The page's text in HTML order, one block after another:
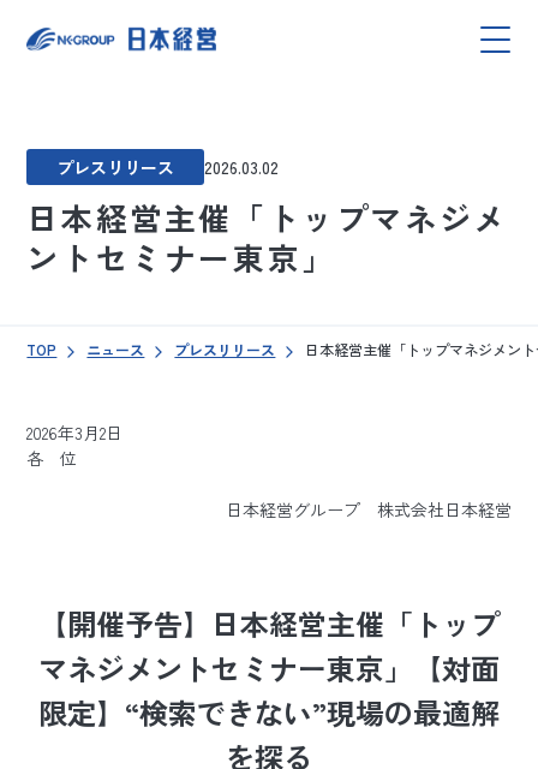
プレスリリース 2026.03.02
日本経営主催「トップマネジメ
ントセミナー東京」
TOP ニュース プレスリリース 日本経営主催「トップマネジメン
2026年3月2日
各 位
日本経営グループ 株式会社日本経営
【開催予告】日本経営主催「トップ
マネジメントセミナー東京」【対面
限定】“検索できない”現場の最適解
を探る